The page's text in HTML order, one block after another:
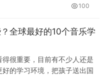
100
全球最好的10个音乐学
很重要，目前有不少人还是
的学习环境，把孩子送出国